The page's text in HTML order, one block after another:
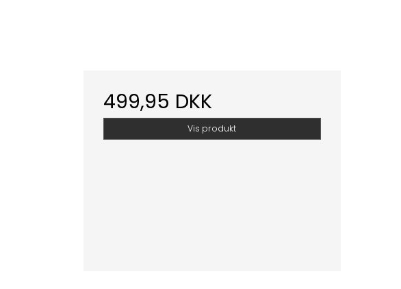
499,95 DKK
Vis produkt